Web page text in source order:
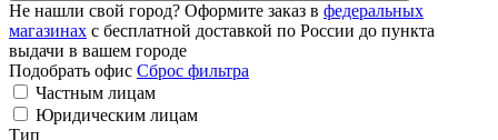
Не нашли свой город? Оформите заказ в федеральных
магазинах с бесплатной доставкой по России до пункта
выдачи в вашем городе
Подобрать офис Сброс фильтра
Частным лицам
Юридическим лицам
Тип